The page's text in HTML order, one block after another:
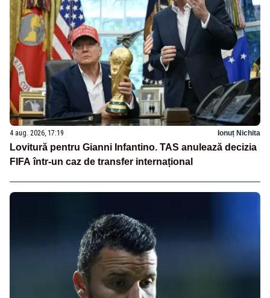
4 aug. 2026, 17:19 Ionuț Nichita
Lovitură pentru Gianni Infantino. TAS anulează decizia
FIFA într-un caz de transfer internațional